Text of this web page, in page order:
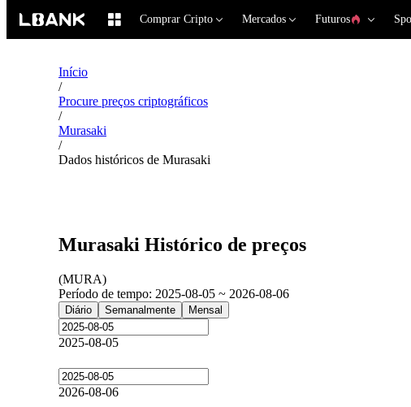
Comprar Cripto Mercados Futuros
Início
/
Procure preços criptográficos
/
Murasaki
/
Dados históricos de Murasaki
Murasaki Histórico de preços
(MURA)
Período de tempo: 2025-08-05 ~ 2026-08-06
Diário Semanalmente Mensal
2025-08-05
2026-08-06